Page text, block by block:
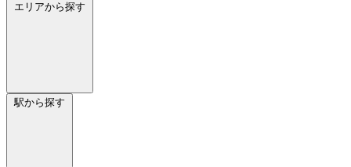
エリアから探す
駅から探す